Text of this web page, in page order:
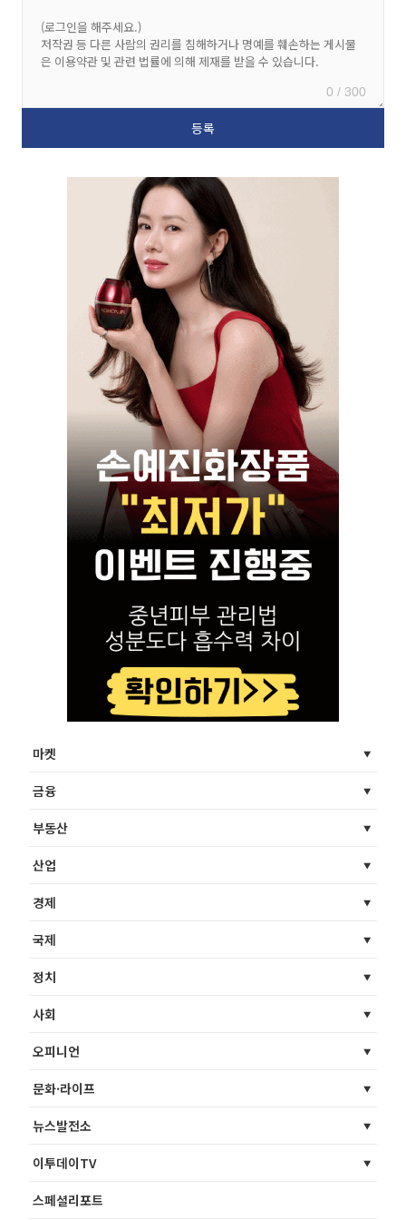
0 / 300
마켓
금융
부동산
산업
경제
국제
정치
사회
오피니언
문화·라이프
뉴스발전소
이투데이TV
스페셜리포트